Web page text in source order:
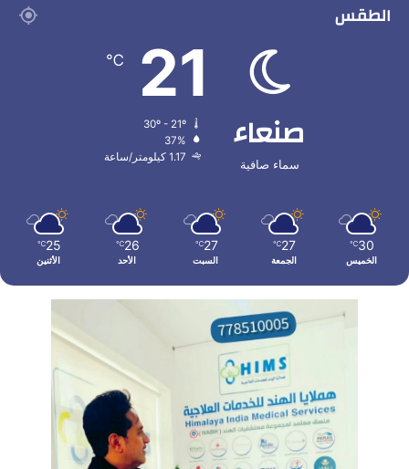
الطقس
صنعاء
سماء صافية
21
℃
37%
1.17 كيلومتر/ساعة
30
℃
الخميس
27
℃
الجمعة
27
℃
السبت
26
℃
الأحد
25
℃
الأثنين